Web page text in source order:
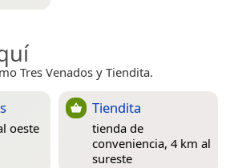
Tres Venados y Tiendita.
oeste
Tiendita
tienda de
conveniencia, 4 km al
sureste